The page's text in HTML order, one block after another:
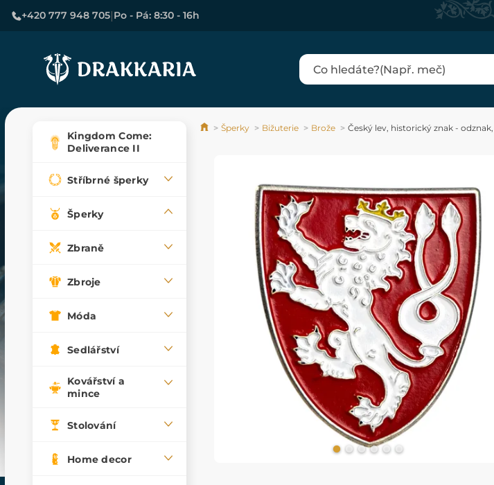
+420 777 948 705|Po - Pá: 8:30 - 16h
Kingdom Come:
Deliverance II
Stříbrné šperky
Šperky
Zbraně
Zbroje
Móda
Sedlářství
Kovářství a
mince
Stolování
Home decor
Šperky Bižuterie Brože Český lev, historický znak -